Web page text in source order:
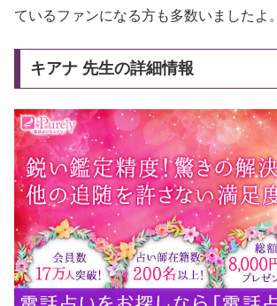
ているファンになる方も多数いましたよ。
キアナ 先生の詳細情報